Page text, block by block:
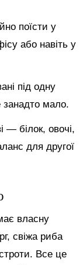
поїсти у
або навіть у
під одну
мало.
— білок, овочі,
для другої
власну
свіжа риба
Все це